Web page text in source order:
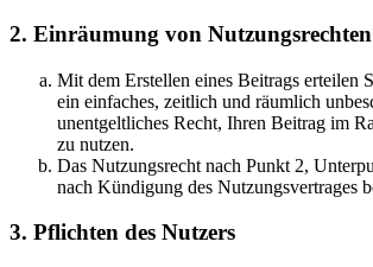
2. Einräumung von Nutzungsrechten
Mit dem Erstellen eines Beitrags erteilen
ein einfaches, zeitlich und räumlich
unentgeltliches Recht, Ihren Beitrag im
zu nutzen.
Das Nutzungsrecht nach Punkt 2,
nach Kündigung des Nutzungsvertrages
3. Pflichten des Nutzers